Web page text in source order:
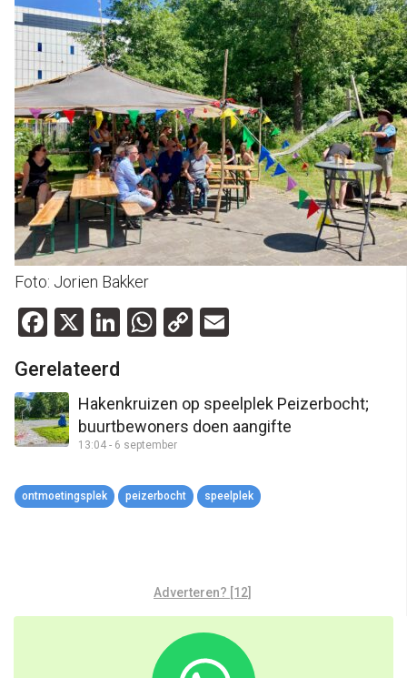
Foto: Jorien Bakker
Facebook
X LinkedIn
WhatsApp
Copy
Gerelateerd
Hakenkruizen op speelplek Peizerbocht;
buurtbewoners doen aangifte
13:04 - 6 september
ontmoetingsplek peizerbocht speelplek
Adverteren? [12]